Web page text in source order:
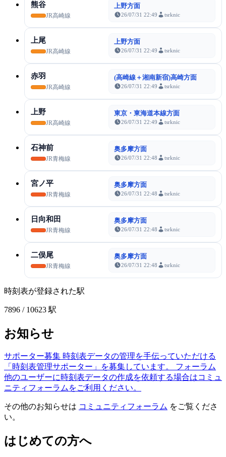
熊谷
JR高崎線
上野方面
26/07/31 22:49 tsrknic
上尾
JR高崎線
上野方面
26/07/31 22:49 tsrknic
赤羽
JR高崎線
(高崎線＋湘南新宿)高崎方面
26/07/31 22:49 tsrknic
上野
JR高崎線
東京・東海道本線方面
26/07/31 22:49 tsrknic
石神前
JR青梅線
奥多摩方面
26/07/31 22:48 tsrknic
宮ノ平
JR青梅線
奥多摩方面
26/07/31 22:48 tsrknic
日向和田
JR青梅線
奥多摩方面
26/07/31 22:48 tsrknic
二俣尾
JR青梅線
奥多摩方面
26/07/31 22:48 tsrknic
時刻表が登録された駅
7896 / 10623 駅
お知らせ
サポーター募集 時刻表データの管理を手伝っていただける
「時刻表管理サポーター」を募集しています。
フォーラム
他のユーザーに時刻表データの作成を依頼する場合はコミュ
ニティフォーラムをご利用ください。
その他のお知らせは コミュニティフォーラム をご覧くださ
い。
はじめての方へ